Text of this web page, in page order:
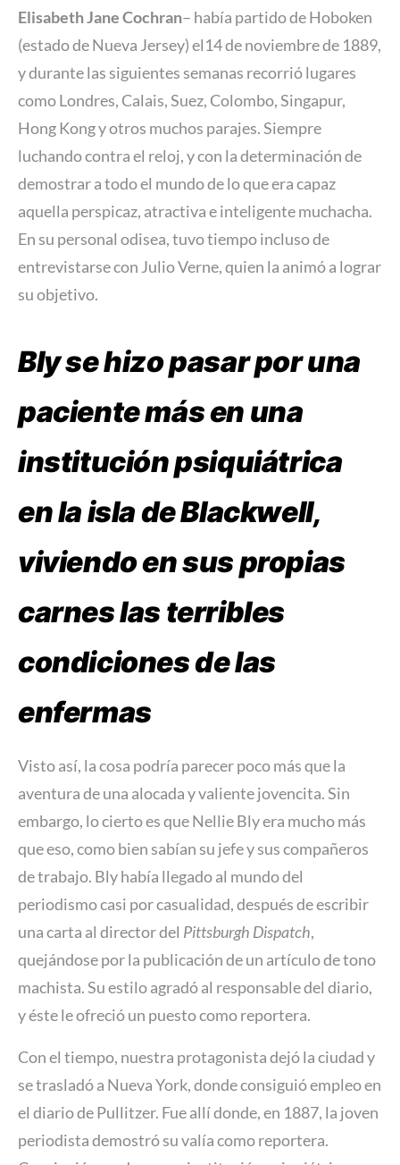
Elisabeth Jane Cochran– había partido de Hoboken
(estado de Nueva Jersey) el14 de noviembre de 1889,
y durante las siguientes semanas recorrió lugares
como Londres, Calais, Suez, Colombo, Singapur,
Hong Kong y otros muchos parajes. Siempre
luchando contra el reloj, y con la determinación de
demostrar a todo el mundo de lo que era capaz
aquella perspicaz, atractiva e inteligente muchacha.
En su personal odisea, tuvo tiempo incluso de
entrevistarse con Julio Verne, quien la animó a lograr
su objetivo.
Bly se hizo pasar por una
paciente más en una
institución psiquiátrica
en la isla de Blackwell,
viviendo en sus propias
carnes las terribles
condiciones de las
enfermas
Visto así, la cosa podría parecer poco más que la
aventura de una alocada y valiente jovencita. Sin
embargo, lo cierto es que Nellie Bly era mucho más
que eso, como bien sabían su jefe y sus compañeros
de trabajo. Bly había llegado al mundo del
periodismo casi por casualidad, después de escribir
una carta al director del Pittsburgh Dispatch,
quejándose por la publicación de un artículo de tono
machista. Su estilo agradó al responsable del diario,
y éste le ofreció un puesto como reportera.
Con el tiempo, nuestra protagonista dejó la ciudad y
se trasladó a Nueva York, donde consiguió empleo en
el diario de Pullitzer. Fue allí donde, en 1887, la joven
periodista demostró su valía como reportera.